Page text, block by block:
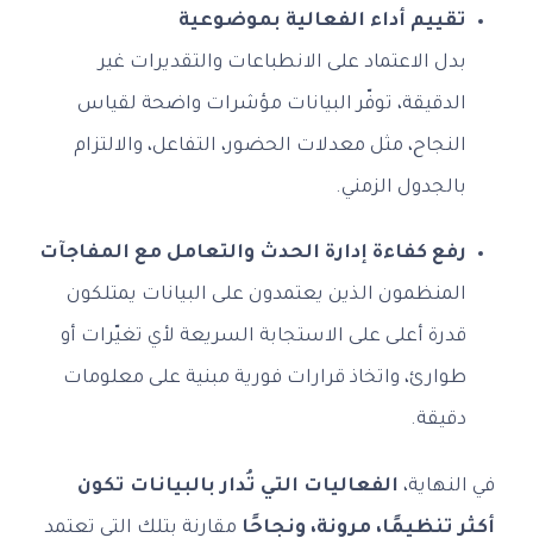
تقييم أداء الفعالية بموضوعية
بدل الاعتماد على الانطباعات والتقديرات غير
الدقيقة، توفّر البيانات مؤشرات واضحة لقياس
النجاح، مثل معدلات الحضور، التفاعل، والالتزام
بالجدول الزمني.
رفع كفاءة إدارة الحدث والتعامل مع المفاجآت
المنظمون الذين يعتمدون على البيانات يمتلكون
قدرة أعلى على الاستجابة السريعة لأي تغيّرات أو
طوارئ، واتخاذ قرارات فورية مبنية على معلومات
دقيقة.
في النهاية، الفعاليات التي تُدار بالبيانات تكون
أكثر تنظيمًا، مرونة، ونجاحًا مقارنة بتلك التي تعتمد